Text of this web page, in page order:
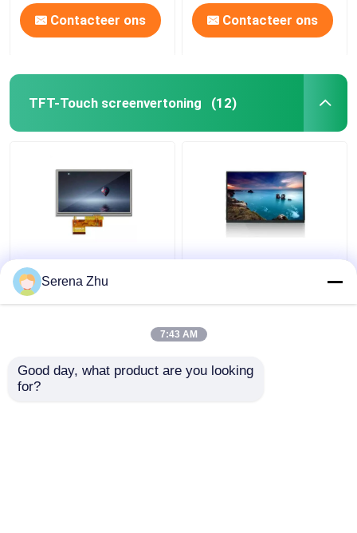
Contacteer ons Contacteer ons
TFT-Touch screenvertoning (12)
67Pins TFT-Touch
screenvertoning
AT050TN34 V.1 5
10.1 inch 1280x800
Serena Zhu
7:43 AM
Good day, what product are you looking
for?